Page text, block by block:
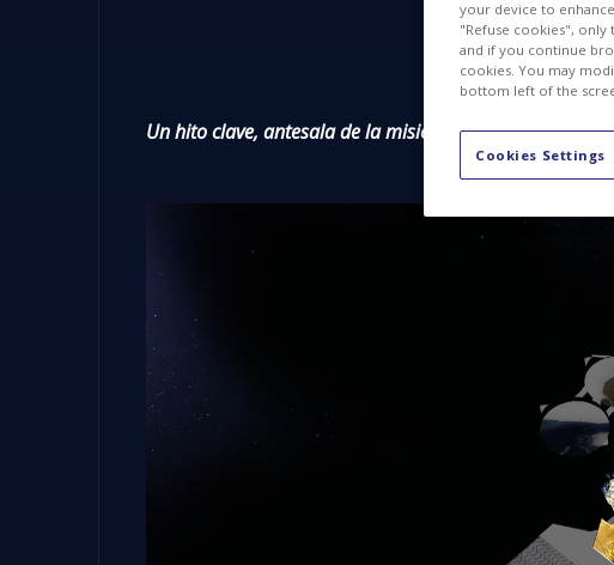
Un hito clave, antesala de la misión espacial GEO QKD
your device to
"Refuse cookies",
and if you continue
cookies. You may
bottom left of the
Cookies Settings